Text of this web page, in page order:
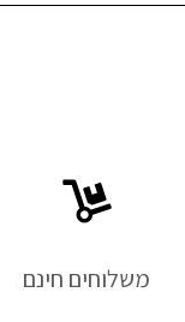
משלוחים חינם